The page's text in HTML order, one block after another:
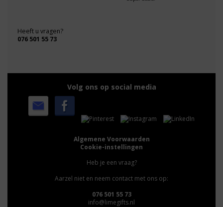
Heeft u vragen?
076 501 55 73
Volg ons op social media
Algemene Voorwaarden
Cookie-instellingen
Heb je een vraag?
Aarzel niet en neem contact met ons op:
076 501 55 73
info@limegifts.nl